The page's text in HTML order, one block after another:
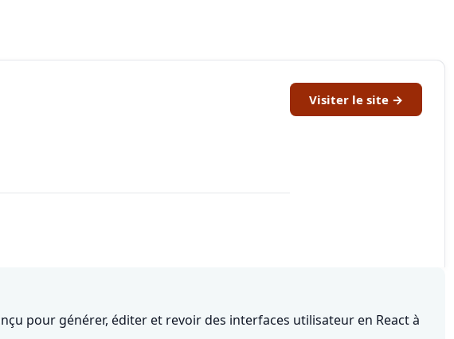
Visiter le site →
pour générer, éditer et revoir des interfaces utilisateur en React à